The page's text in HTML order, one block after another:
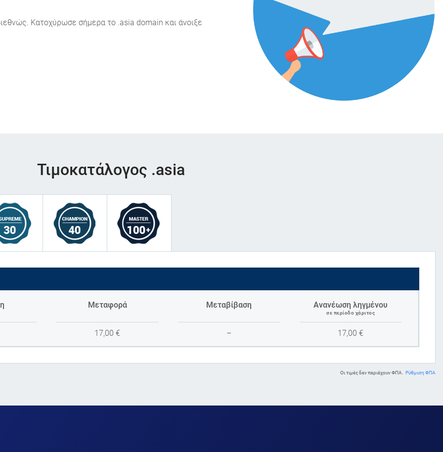
Κατοχύρωσε σήμερα το .asia domain και άνοιξε
Τιμοκατάλογος .asia
Μεταφορά Μεταβίβαση Ανανέωση ληγμένου
σε περίοδο χάριτος
17,00 € – 17,00 €
Οι τιμές δεν περιέχουν ΦΠΑ. Ρύθμιση ΦΠΑ